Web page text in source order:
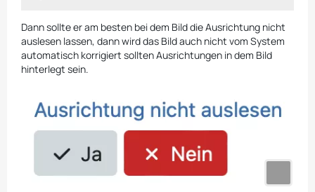
Dann sollte er am besten bei dem Bild die Ausrichtung nicht
auslesen lassen, dann wird das Bild auch nicht vom System
automatisch korrigiert sollten Ausrichtungen in dem Bild
hinterlegt sein.